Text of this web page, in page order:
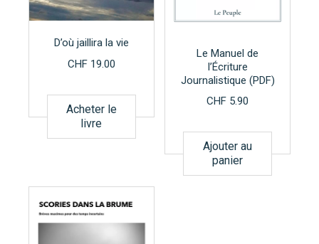
D’où jaillira la vie
CHF19.00
Acheter le
livre
Le Manuel de
l’Écriture
Journalistique (PDF)
CHF 5.90
Ajouter au
panier